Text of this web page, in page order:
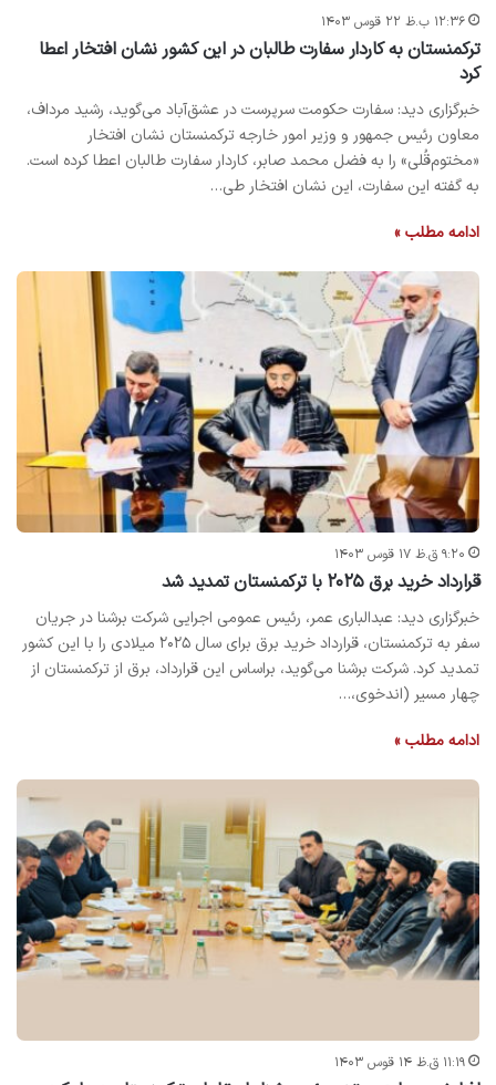
۱۲:۳۶ ب.ظ ۲۲ قوس ۱۴۰۳
ترکمنستان به کاردار سفارت طالبان در این کشور نشان افتخار اعطا
کرد
خبرگزاری دید: سفارت حکومت سرپرست در عشق‌آباد می‌گوید، رشید مرداف،
معاون رئیس جمهور و وزیر امور خارجه ترکمنستان نشان افتخار
«مختوم‌قُلی» را به فضل محمد صابر، کاردار سفارت طالبان اعطا کرده است.
به گفته این سفارت، این نشان افتخار طی…
ادامه مطلب »
۹:۲۰ ق.ظ ۱۷ قوس ۱۴۰۳
قرارداد خرید برق ۲۰۲۵ با ترکمنستان تمدید شد
خبرگزاری دید: عبدالباری عمر، رئیس عمومی اجرایی شرکت برشنا در جریان
سفر به ترکمنستان، قرارداد خرید برق برای سال ۲۰۲۵ میلادی را با این کشور
تمدید کرد. شرکت برشنا می‌گوید، براساس این قرارداد، برق از ترکمنستان از
چهار مسیر (اندخوی،…
ادامه مطلب »
۱۱:۱۹ ق.ظ ۱۴ قوس ۱۴۰۳